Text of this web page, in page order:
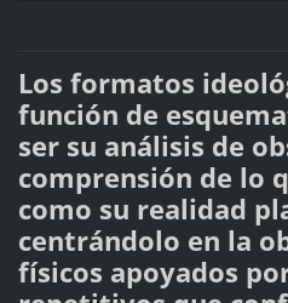
Los formatos
función de
ser su análisis de
comprensión de lo
como su realidad
centrándolo en la
físicos apoyados